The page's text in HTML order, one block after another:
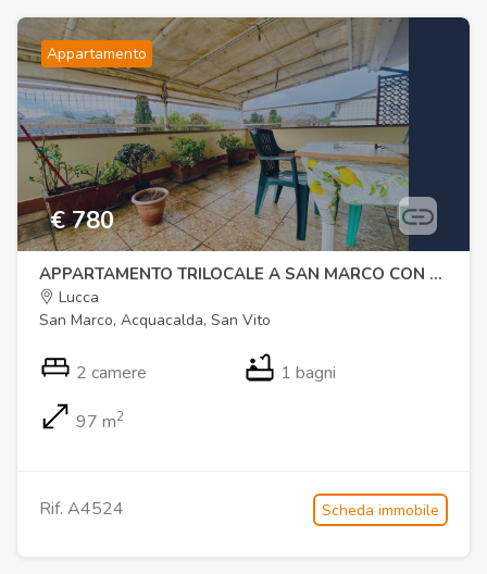
Appartamento
€ 780
APPARTAMENTO TRILOCALE A SAN MARCO CON AMPIA TERRAZZA
Lucca
San Marco, Acquacalda, San Vito
2 camere 1 bagni
97 m2
Rif. A4524 Scheda immobile